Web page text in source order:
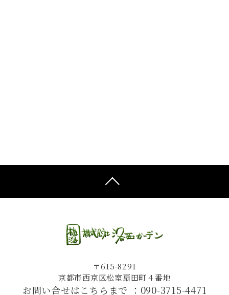
〒615-8291
京都市西京区松室扇田町４番地
お問い合せはこちらまで ： 090-3715-4471